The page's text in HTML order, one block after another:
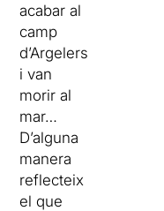
acabar al
camp
d’Argelers
i van
morir al
mar…
D’alguna
manera
reflecteix
el que